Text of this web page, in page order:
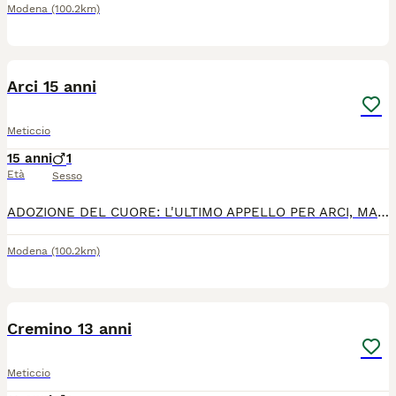
Modena (100.2km)
Arci 15 anni
Meticcio
15 anni
Età
1
Sesso
ADOZIONE DEL CUORE: L'ULTIMO APPELLO PER ARCI, MASCHIO DI 15 ANNI IN CANILE. HA DIFFICOLTÀ A DEAMBULARE . SAN MARINO Il tempo mi ha rubato le zampe... Ma non mi ha rubato il cuore .. Oggi ho 15 anni... cado... Le mie zampe posteriori non mi reggono più... ma taccio... I cani vecchi non si lamentano. Soffrono in silenzio, con dignità, come ho fatto per tutta la vita... Ti chiedo solo di non lasciarmi spegnere così... Solo... Su una cuccia fredda... Adottare me è l’atto d’amore più difficile e più grande. È scegliere me ora che sono vecchio e stanco. Io non ho più molto tempo. Per favore. Non farmi morire senza una famiglia. Per info: APAS 0549 996326 Tutti i giorni dalle 8:00 alle 14:00 Oppure messaggio WhatsApp al 339 6899371 https://www.facebook.com/share/p/1J3yvhAqqX/ Simona Renzi
Modena (100.2km)
Cremino 13 anni
Meticcio